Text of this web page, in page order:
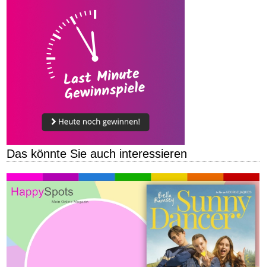
Das könnte Sie auch interessieren